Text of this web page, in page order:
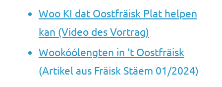
Woo KI dat Oostfräisk Plat helpen
kan (Video des Vortrag)
Wookóólengten in ‘t Oostfräisk
(Artikel aus Fräisk Stäem 01/2024)